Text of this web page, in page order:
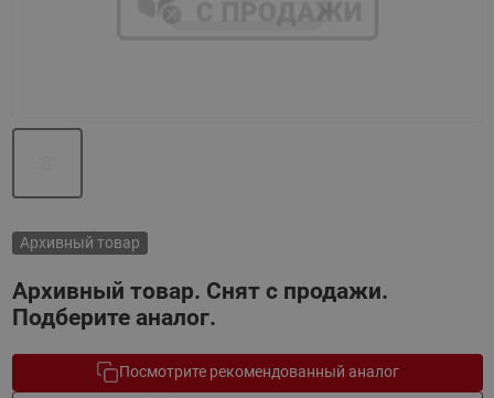
Архивный товар
Архивный товар. Снят с продажи.
Подберите аналог.
Посмотрите рекомендованный аналог